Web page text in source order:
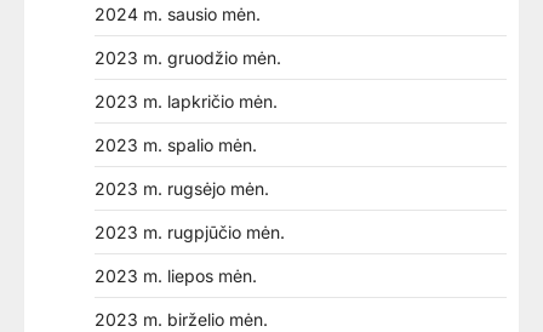
2024 m. sausio mėn.
2023 m. gruodžio mėn.
2023 m. lapkričio mėn.
2023 m. spalio mėn.
2023 m. rugsėjo mėn.
2023 m. rugpjūčio mėn.
2023 m. liepos mėn.
2023 m. birželio mėn.